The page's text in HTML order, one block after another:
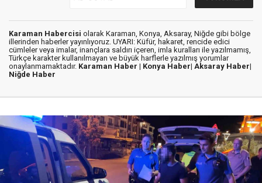
Karaman Habercisi olarak Karaman, Konya, Aksaray, Niğde gibi bölge
illerinden haberler yayınlıyoruz. UYARI: Küfür, hakaret, rencide edici
cümleler veya imalar, inançlara saldırı içeren, imla kuralları ile yazılmamış,
Türkçe karakter kullanılmayan ve büyük harflerle yazılmış yorumlar
onaylanmamaktadır. Karaman Haber | Konya Haber| Aksaray Haber|
Niğde Haber